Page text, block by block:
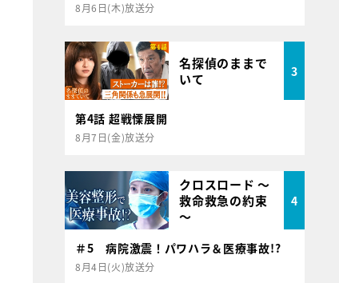
8月6日(木)放送分
名探偵のままで
いて
3
第4話 超戦慄展開
8月7日(金)放送分
クロスロード ～
救命救急の約束
～
4
＃5 病院激震！パワハラ＆医療事故!?
8月4日(火)放送分